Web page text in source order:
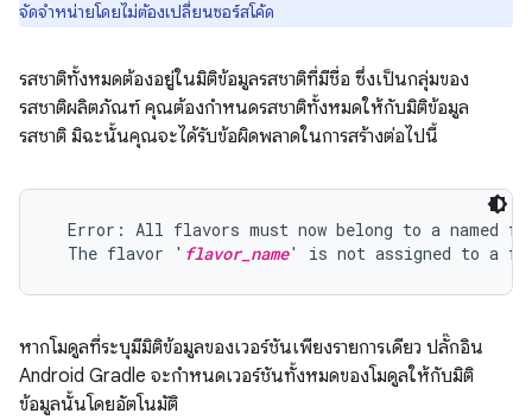
จัดจำหน่ายโดยไม่ต้องเปลี่ยนซอร์สโค้ด
รสชาติทั้งหมดต้องอยู่ในมิติข้อมูลรสชาติที่มีชื่อ ซึ่งเป็นกลุ่มของ
รสชาติผลิตภัณฑ์ คุณต้องกำหนดรสชาติทั้งหมดให้กับมิติข้อมูล
รสชาติ มิฉะนั้นคุณจะได้รับข้อผิดพลาดในการสร้างต่อไปนี้
Error: All flavors must now belong to a named
  The flavor '
flavor_name
หากโมดูลที่ระบุมีมิติข้อมูลของเวอร์ชันเพียงรายการเดียว ปลั๊กอิน
Android Gradle จะกำหนดเวอร์ชันทั้งหมดของโมดูลให้กับมิติ
ข้อมูลนั้นโดยอัตโนมัติ